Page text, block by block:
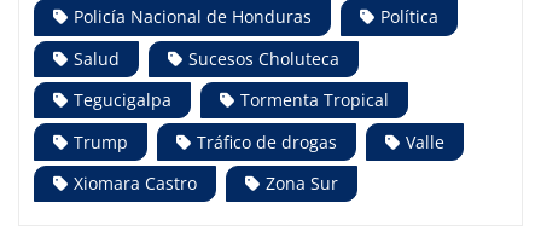
Policía Nacional de Honduras
Política
Salud
Sucesos Choluteca
Tegucigalpa
Tormenta Tropical
Trump
Tráfico de drogas
Valle
Xiomara Castro
Zona Sur